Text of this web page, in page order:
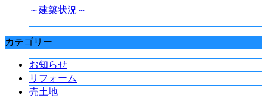
～建築状況～
カテゴリー
お知らせ
リフォーム
売土地